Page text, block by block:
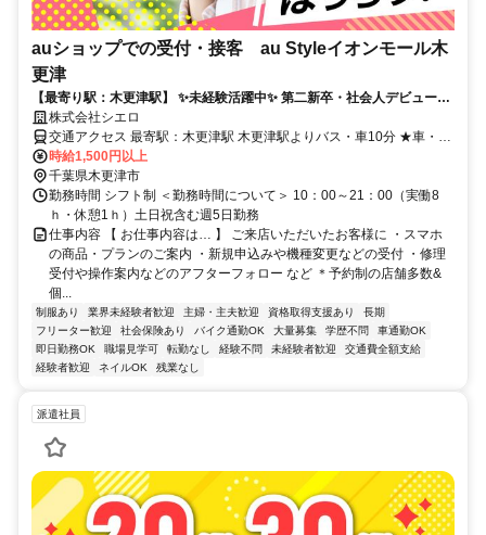
auショップでの受付・接客 au Styleイオンモール木
更津
【最寄り駅：木更津駅】 ✨未経験活躍中✨ 第二新卒・社会人デビュー歓
迎！ ＊ネイルOK＆髪自由(規定有)＊
株式会社シエロ
交通アクセス 最寄駅：木更津駅 木更津駅よりバス・車10分 ★車・バ
イク通勤OK
時給1,500円以上
千葉県木更津市
勤務時間 シフト制 ＜勤務時間について＞ 10：00～21：00（実働8
ｈ・休憩1ｈ）土日祝含む週5日勤務
仕事内容 【 お仕事内容は… 】 ご来店いただいたお客様に ・スマホ
の商品・プランのご案内 ・新規申込みや機種変更などの受付 ・修理
受付や操作案内などのアフターフォロー など ＊予約制の店舗多数&
個...
制服あり 業界未経験者歓迎 主婦・主夫歓迎 資格取得支援あり
長期
フリーター歓迎
社会保険あり バイク通勤OK 大量募集 学歴不問
車通勤OK
即日勤務OK
職場見学可 転勤なし 経験不問 未経験者歓迎
交通費全額支給
経験者歓迎
ネイルOK 残業なし
派遣社員